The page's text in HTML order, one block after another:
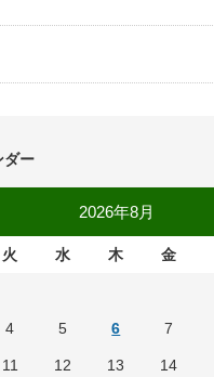
ダー
2026年8月
火 水 木 金
4 5 6 7
11 12 13 14